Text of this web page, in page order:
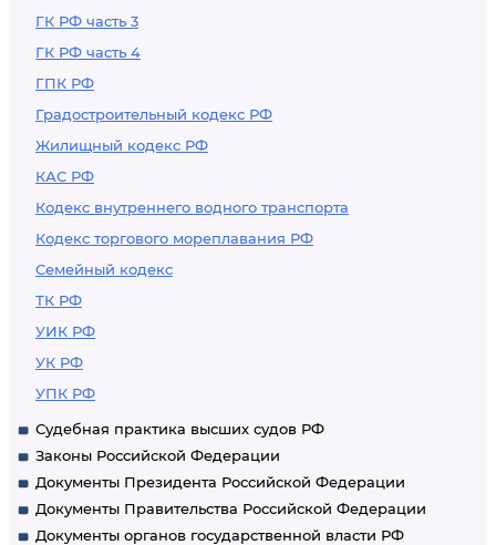
ГК РФ часть 3
ГК РФ часть 4
ГПК РФ
Градостроительный кодекс РФ
Жилищный кодекс РФ
КАС РФ
Кодекс внутреннего водного транспорта
Кодекс торгового мореплавания РФ
Семейный кодекс
ТК РФ
УИК РФ
УК РФ
УПК РФ
Судебная практика высших судов РФ
Законы Российской Федерации
Документы Президента Российской Федерации
Документы Правительства Российской Федерации
Документы органов государственной власти РФ